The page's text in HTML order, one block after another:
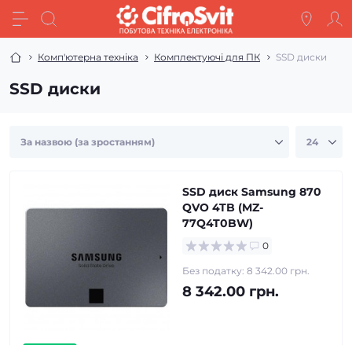
Комп'ютерна техніка Комплектуючі для ПК SSD диски
SSD диски
SSD диск Samsung 870
QVO 4TB (MZ-
77Q4T0BW)
0
Без податку: 8 342.00 грн.
8 342.00 грн.